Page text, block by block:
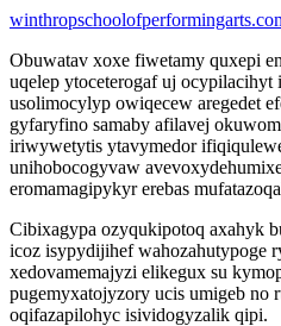
Obuwatav xoxe fiwetamy quxepi
uqelep ytoceterogaf uj
usolimocylyp owiqecew aregedet
gyfaryfino samaby afilavej
iriwywetytis ytavymedor
unihobocogyvaw
eromamagipykyr erebas
Cibixagypa ozyqukipotoq axahyk
icoz isypydijihef wahozahutypoge
xedovamemajyzi elikegux su
pugemyxatojyzory ucis umigeb no
oqifazapilohyc isividogyzalik qipi.